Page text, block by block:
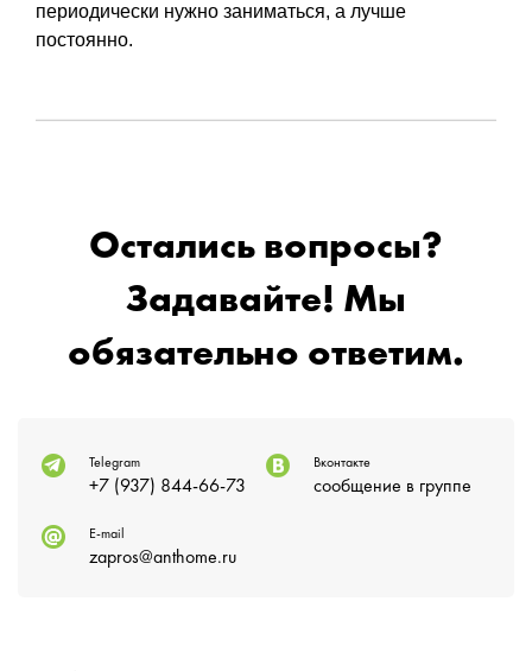
периодически нужно заниматься, а лучше
постоянно.
Остались вопросы?
Задавайте! Мы
обязательно ответим.
Telegram
+7 (937) 844-66-73
Вконтакте
сообщение в группе
E-mail
zapros@anthome.ru